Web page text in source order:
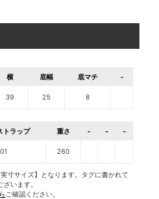
横 底幅 底マチ -
39 25 8
トラップ 重さ - - -
260
寸サイズ】となります。タグに書かれて
います。
ご確認ください。